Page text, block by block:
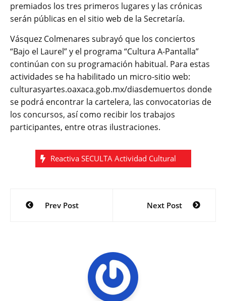
premiados los tres primeros lugares y las crónicas
serán públicas en el sitio web de la Secretaría.
Vásquez Colmenares subrayó que los conciertos
“Bajo el Laurel” y el programa “Cultura A-Pantalla”
continúan con su programación habitual. Para estas
actividades se ha habilitado un micro-sitio web:
culturasyartes.oaxaca.gob.mx/diasdemuertos donde
se podrá encontrar la cartelera, las convocatorias de
los concursos, así como recibir los trabajos
participantes, entre otras ilustraciones.
Reactiva SECULTA Actividad Cultural
Navegación
Prev Post Next Post